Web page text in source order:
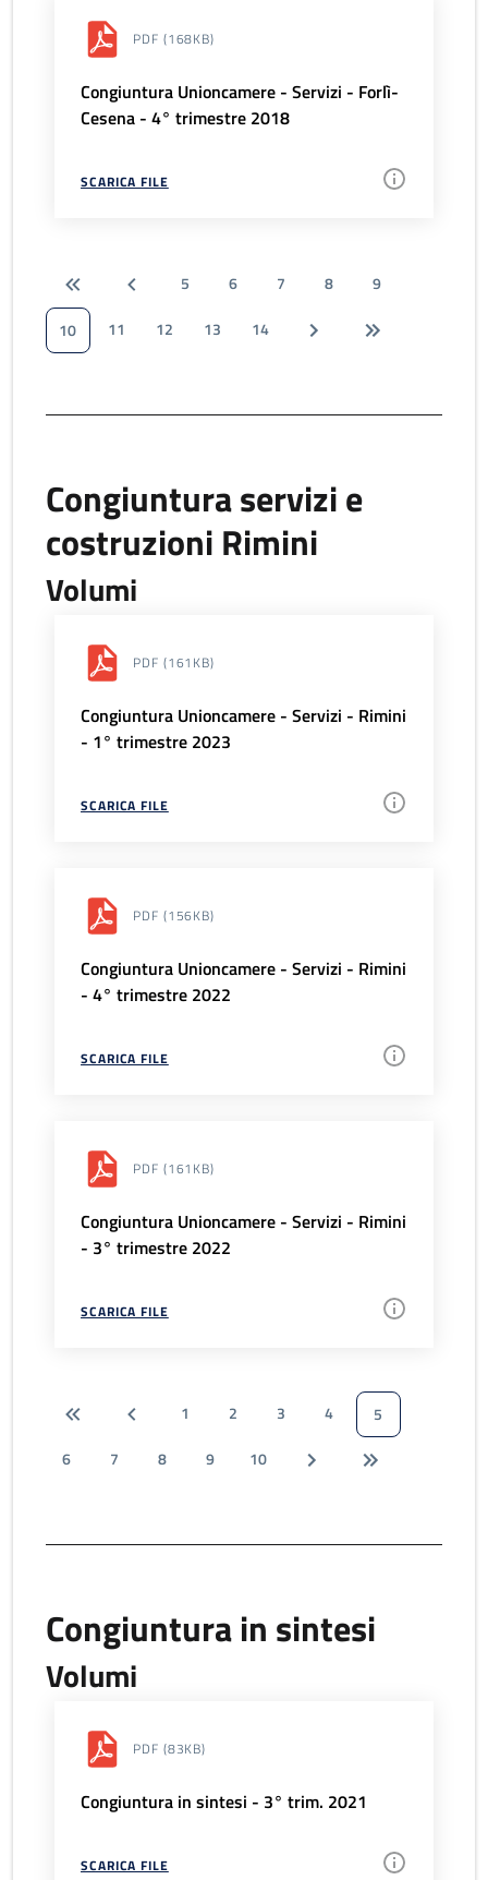
PDF (168KB)
Congiuntura Unioncamere - Servizi - Forlì-
Cesena - 4° trimestre 2018
SCARICA FILE
5 6 7 8
9
10
11 12 13 14
Congiuntura servizi e
costruzioni Rimini
Volumi
PDF (161KB)
Congiuntura Unioncamere - Servizi - Rimini
- 1° trimestre 2023
SCARICA FILE
PDF (156KB)
Congiuntura Unioncamere - Servizi - Rimini
- 4° trimestre 2022
SCARICA FILE
PDF (161KB)
Congiuntura Unioncamere - Servizi - Rimini
- 3° trimestre 2022
SCARICA FILE
1 2 3 4
5
6
7 8 9 10
Congiuntura in sintesi
Volumi
PDF (83KB)
Congiuntura in sintesi - 3° trim. 2021
SCARICA FILE